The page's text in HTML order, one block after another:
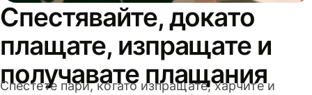
Спестявайте, докато
плащате, изпращате и
получавате плащания
Спестете пари, когато изпращате, харчите и